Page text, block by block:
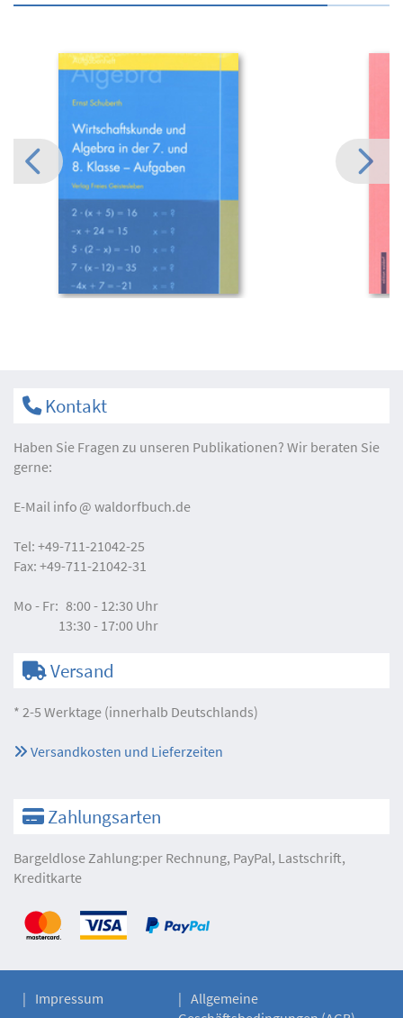
Kontakt
Haben Sie Fragen zu unseren Publikationen? Wir beraten Sie
gerne:
E-Mail info waldorfbuch.de
Tel: +49-711-21042-25
Fax: +49-711-21042-31
Mo - Fr: 8:00 - 12:30 Uhr
13:30 - 17:00 Uhr
Versand
* 2-5 Werktage (innerhalb Deutschlands)
Versandkosten und Lieferzeiten
Zahlungsarten
Bargeldlose Zahlung:per Rechnung, PayPal, Lastschrift,
Kreditkarte
Impressum
Allgemeine